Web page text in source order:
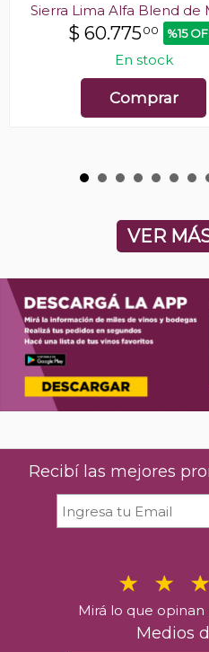
Sierra Lima Alfa Blend de
$ 60.77500 %15
En stock
Comprar
VER
Recibí las mejores
Mirá lo que
Medios